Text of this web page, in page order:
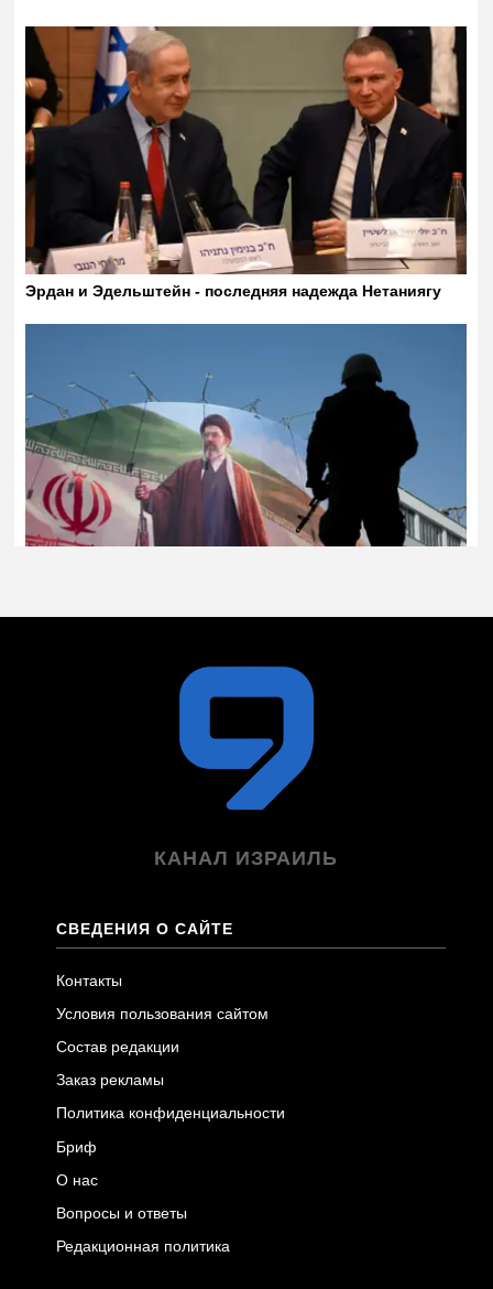
КАНАЛ ИЗРАИЛЬ
СВЕДЕНИЯ О САЙТЕ
Контакты
Условия пользования сайтом
Состав редакции
Заказ рекламы
Политика конфиденциальности
Бриф
О нас
Вопросы и ответы
Редакционная политика